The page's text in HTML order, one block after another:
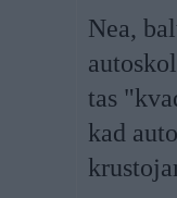
Nea,
tas
kad